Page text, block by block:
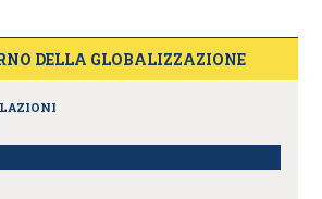
DELLA GLOBALIZZAZIONE